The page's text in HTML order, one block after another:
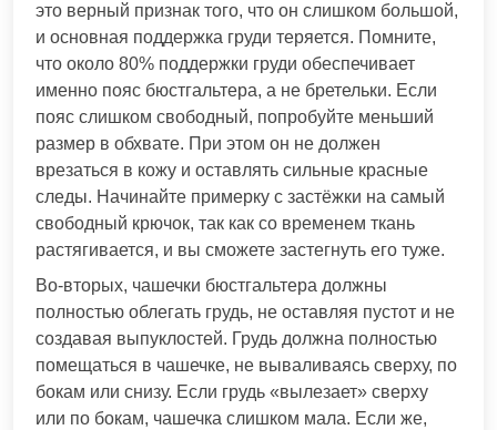
это верный признак того, что он слишком большой,
и основная поддержка груди теряется. Помните,
что около 80% поддержки груди обеспечивает
именно пояс бюстгальтера, а не бретельки. Если
пояс слишком свободный, попробуйте меньший
размер в обхвате. При этом он не должен
врезаться в кожу и оставлять сильные красные
следы. Начинайте примерку с застёжки на самый
свободный крючок, так как со временем ткань
растягивается, и вы сможете застегнуть его туже.
Во-вторых, чашечки бюстгальтера должны
полностью облегать грудь, не оставляя пустот и не
создавая выпуклостей. Грудь должна полностью
помещаться в чашечке, не вываливаясь сверху, по
бокам или снизу. Если грудь «вылезает» сверху
или по бокам, чашечка слишком мала. Если же,